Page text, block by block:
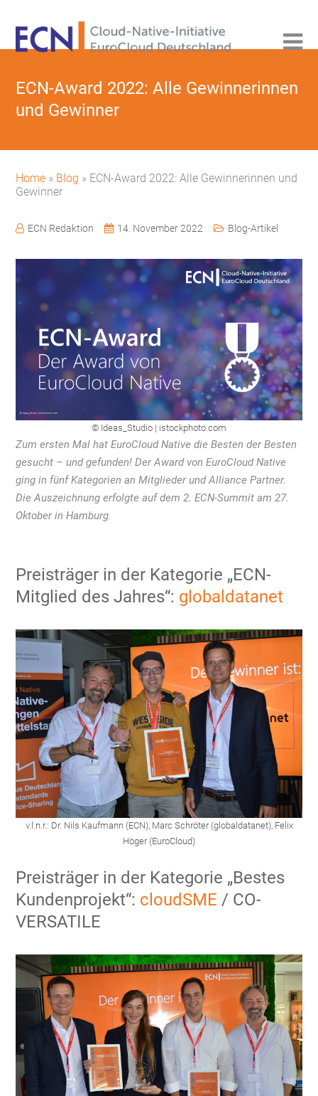
ECN-Award 2022: Alle Gewinnerinnen
und Gewinner
Home » Blog » ECN-Award 2022: Alle Gewinnerinnen und
Gewinner
ECN Redaktion 14. November 2022 Blog-Artikel
© Ideas_Studio | istockphoto.com
Zum ersten Mal hat EuroCloud Native die Besten der Besten
gesucht – und gefunden! Der Award von EuroCloud Native
ging in fünf Kategorien an Mitglieder und Alliance Partner.
Die Auszeichnung erfolgte auf dem 2. ECN-Summit am 27.
Oktober in Hamburg.
Preisträger in der Kategorie „ECN-
Mitglied des Jahres“: globaldatanet
v.l.n.r.: Dr. Nils Kaufmann (ECN), Marc Schröter (globaldatanet), Felix
Höger (EuroCloud)
Preisträger in der Kategorie „Bestes
Kundenprojekt“: cloudSME / CO-
VERSATILE